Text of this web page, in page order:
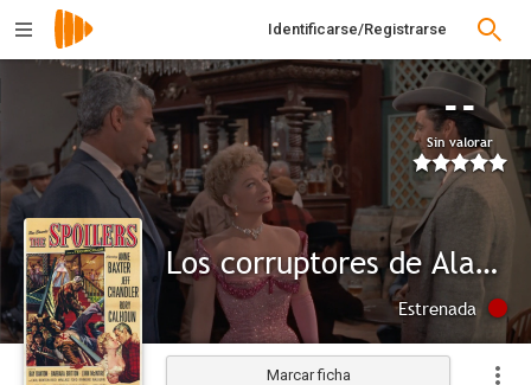
Identificarse/Registrarse
--
Sin valorar
Los corruptores de Alaska
Estrenada
Marcar ficha